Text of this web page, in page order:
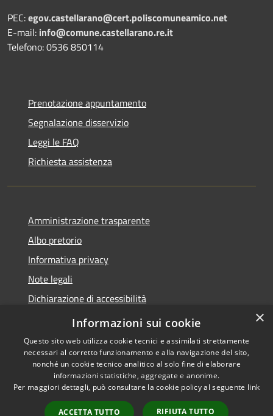
PEC:egov.castellarano@cert.poliscomuneamico.net
E-mail: info@comune.castellarano.re.it
Telefono: 0536 850114
Prenotazione appuntamento
Segnalazione disservizio
Leggi le FAQ
Richiesta assistenza
Amministrazione trasparente
Albo pretorio
Informativa privacy
Note legali
Dichiarazione di accessibilità
Piano di miglioramento del sito
Accessibilità
Copyright © 2026 • Comune di
Castellarano • Powered by
Municipium• Accesso
×
Informazioni sui cookie
Questo sito web utilizza cookie tecnici e assimilati strettamente
necessari al corretto funzionamento e alla navigazione del sito,
nonché un cookie tecnico analitico al solo fine di elaborare
informazioni statistiche, aggregate e anonime.
Per maggiori dettagli, può consultare la cookie policy al seguente link
ACCETTA TUTTO RIFIUTA TUTTO